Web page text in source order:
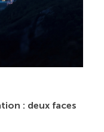
: deux faces